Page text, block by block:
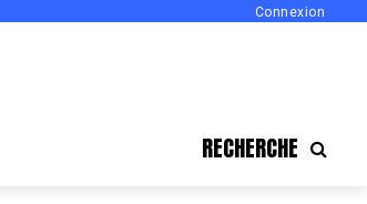
Connexion
RECHERCHE